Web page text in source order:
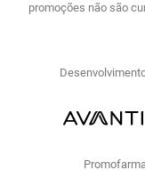
promoções não são